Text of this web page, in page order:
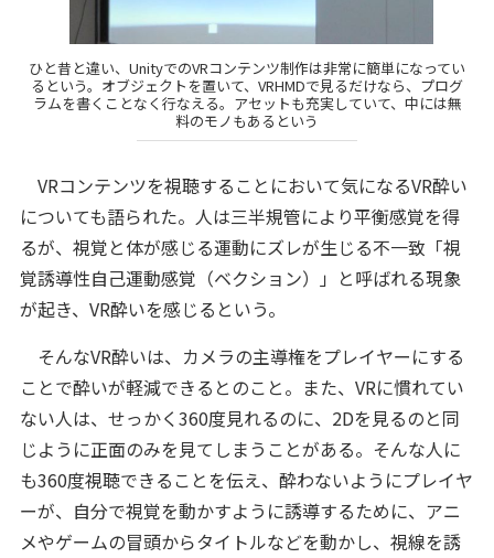
ひと昔と違い、UnityでのVRコンテンツ制作は非常に簡単になってい
るという。オブジェクトを置いて、VRHMDで見るだけなら、プログ
ラムを書くことなく行なえる。アセットも充実していて、中には無
料のモノもあるという
VRコンテンツを視聴することにおいて気になるVR酔い
についても語られた。人は三半規管により平衡感覚を得
るが、視覚と体が感じる運動にズレが生じる不一致「視
覚誘導性自己運動感覚（ベクション）」と呼ばれる現象
が起き、VR酔いを感じるという。
そんなVR酔いは、カメラの主導権をプレイヤーにする
ことで酔いが軽減できるとのこと。また、VRに慣れてい
ない人は、せっかく360度見れるのに、2Dを見るのと同
じように正面のみを見てしまうことがある。そんな人に
も360度視聴できることを伝え、酔わないようにプレイヤ
ーが、自分で視覚を動かすように誘導するために、アニ
メやゲームの冒頭からタイトルなどを動かし、視線を誘